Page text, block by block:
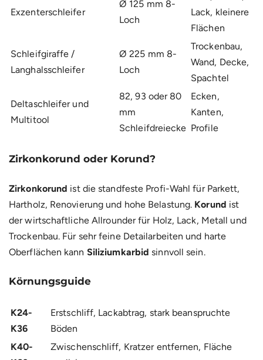
Exzenterschleifer
Ø 125 mm 8-
Loch
Lack, kleinere
Flächen
Schleifgiraffe /
Langhalsschleifer
Ø 225 mm 8-
Loch
Trockenbau,
Wand, Decke,
Spachtel
Deltaschleifer und
Multitool
82, 93 oder 80
mm
Schleifdreiecke
Ecken,
Kanten,
Profile
Zirkonkorund oder Korund?
Zirkonkorund ist die standfeste Profi-Wahl für Parkett,
Hartholz, Renovierung und hohe Belastung. Korund ist
der wirtschaftliche Allrounder für Holz, Lack, Metall und
Trockenbau. Für sehr feine Detailarbeiten und harte
Oberflächen kann Siliziumkarbid sinnvoll sein.
Körnungsguide
K24-
K36
Erstschliff, Lackabtrag, stark beanspruchte
Böden
K40-
Zwischenschliff, Kratzer entfernen, Fläche